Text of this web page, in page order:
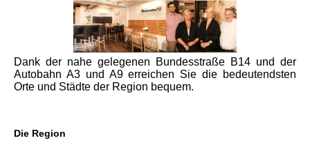
Dank der nahe gelegenen Bundesstraße B14 und der
Autobahn A3 und A9 erreichen Sie die bedeutendsten
Orte und Städte der Region bequem.
Die Region